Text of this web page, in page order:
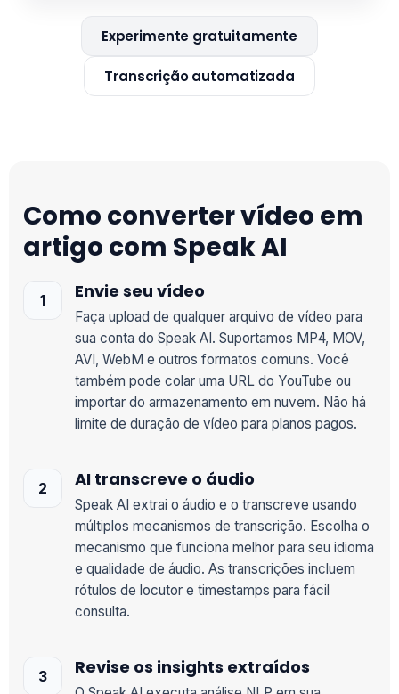
Experimente gratuitamente
Transcrição automatizada
Como converter vídeo em
artigo com Speak AI
Envie seu vídeo
Faça upload de qualquer arquivo de vídeo para
sua conta do Speak AI. Suportamos MP4, MOV,
AVI, WebM e outros formatos comuns. Você
também pode colar uma URL do YouTube ou
importar do armazenamento em nuvem. Não há
limite de duração de vídeo para planos pagos.
AI transcreve o áudio
Speak AI extrai o áudio e o transcreve usando
múltiplos mecanismos de transcrição. Escolha o
mecanismo que funciona melhor para seu idioma
e qualidade de áudio. As transcrições incluem
rótulos de locutor e timestamps para fácil
consulta.
Revise os insights extraídos